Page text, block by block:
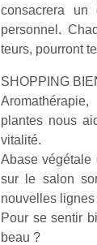
consacrera un
personnel.
teurs, pourront
SHOPPING
plantes nous
vitalité.
Abase végétale
sur le salon
nouvelles
Pour se sentir
beau ?